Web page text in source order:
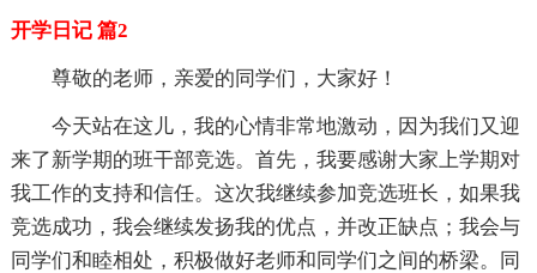
开学日记 篇2
尊敬的老师，亲爱的同学们，大家好！
今天站在这儿，我的心情非常地激动，因为我们又迎
来了新学期的班干部竞选。首先，我要感谢大家上学期对
我工作的支持和信任。这次我继续参加竞选班长，如果我
竞选成功，我会继续发扬我的优点，并改正缺点；我会与
同学们和睦相处，积极做好老师和同学们之间的桥梁。同